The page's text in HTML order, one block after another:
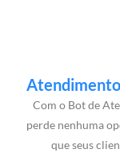
Com o Bot de
perde nenhuma
que seus